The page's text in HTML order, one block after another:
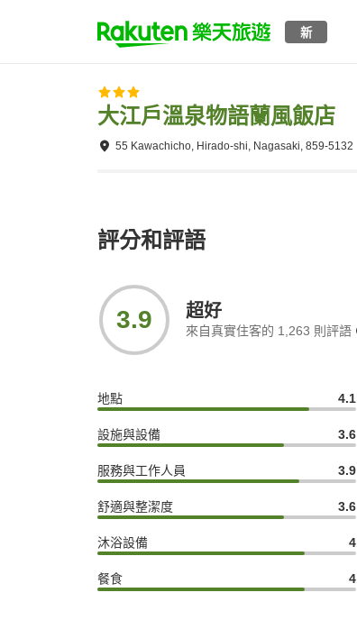
新
大江戶溫泉物語蘭風飯店
55 Kawachicho, Hirado-shi, Nagasaki, 859-5132
評分和評語
3.9 超好
來自真實住客的 1,263 則評語
地點 4.1
設施與設備 3.6
服務與工作人員 3.9
舒適與整潔度 3.6
沐浴設備 4
餐食 4